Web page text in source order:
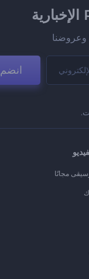
وعروضنا
انضم
مجانًا